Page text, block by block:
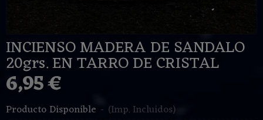
INCIENSO MADERA DE SANDALO
20grs. EN TARRO DE CRISTAL
6,95 €
Producto Disponible - (Imp. Incluidos)